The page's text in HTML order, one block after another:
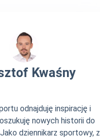
Kwaśny
odnajduję inspirację i
nowych historii do
dziennikarz sportowy, z